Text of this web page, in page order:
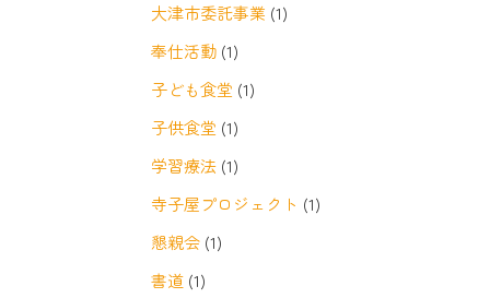
大津市委託事業 (1)
奉仕活動 (1)
子ども食堂 (1)
子供食堂 (1)
学習療法 (1)
寺子屋プロジェクト (1)
懇親会 (1)
書道 (1)